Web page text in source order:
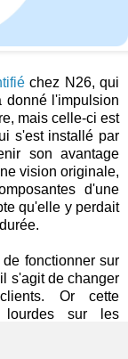
chez N26, qui
donné l'impulsion
mais celle-ci est
s'est installé par
son avantage
vision originale,
d'une
qu'elle y perdait
fonctionner sur
s'agit de changer
Or cette
lourdes sur les
impossible
seule idée,